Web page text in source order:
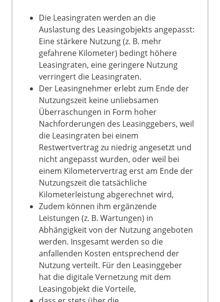
Die Leasingraten werden an die
Auslastung des Leasingobjekts angepasst:
Eine stärkere Nutzung (z. B. mehr
gefahrene Kilometer) bedingt höhere
Leasingraten, eine geringere Nutzung
verringert die Leasingraten.
Der Leasingnehmer erlebt zum Ende der
Nutzungszeit keine unliebsamen
Überraschungen in Form hoher
Nachforderungen des Leasinggebers, weil
die Leasingraten bei einem
Restwertvertrag zu niedrig angesetzt und
nicht angepasst wurden, oder weil bei
einem Kilometervertrag erst am Ende der
Nutzungszeit die tatsächliche
Kilometerleistung abgerechnet wird,
Zudem können ihm ergänzende
Leistungen (z. B. Wartungen) in
Abhängigkeit von der Nutzung angeboten
werden. Insgesamt werden so die
anfallenden Kosten entsprechend der
Nutzung verteilt. Für den Leasinggeber
hat die digitale Vernetzung mit dem
Leasingobjekt die Vorteile,